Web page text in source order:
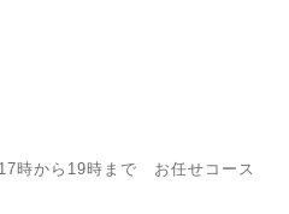
から19時まで お任せコース